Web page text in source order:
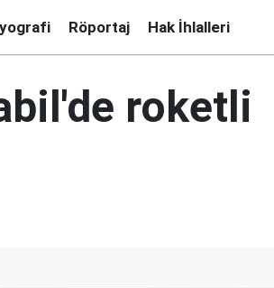
Röportaj Hak İhlalleri
roketli